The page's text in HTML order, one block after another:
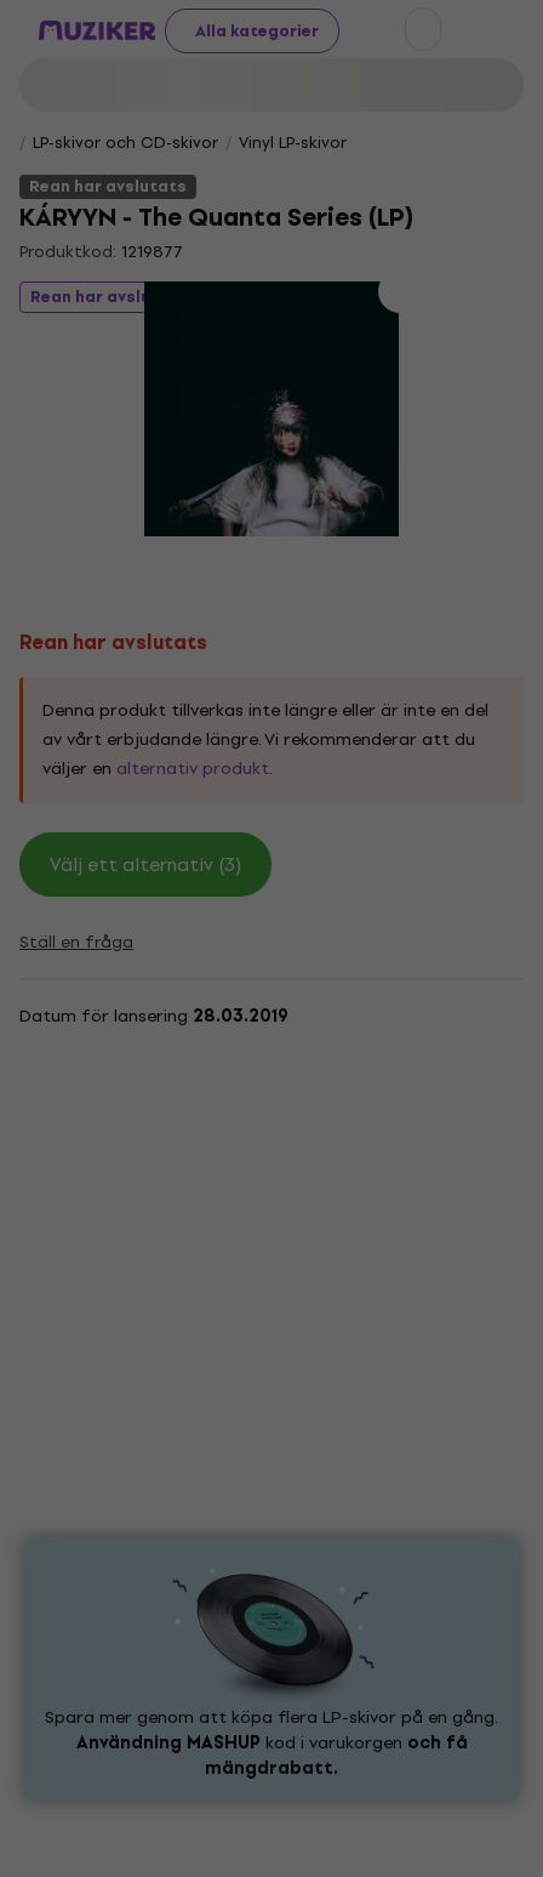
Alla kategorier
LP-skivor och CD-skivor
Vinyl LP-skivor
Rean har avslutats
KÁRYYN - The Quanta Series (LP)
Produktkod: 1219877
Rean har avslutats
Rean har avslutats
Denna produkt tillverkas inte längre eller är inte en del
av vårt erbjudande längre. Vi rekommenderar att du
väljer en alternativ produkt.
Välj ett alternativ (3)
Ställ en fråga
Datum för lansering 28.03.2019
Spara mer genom att köpa flera LP-skivor på en gång.
Användning MASHUP kod i varukorgen och få
mängdrabatt.